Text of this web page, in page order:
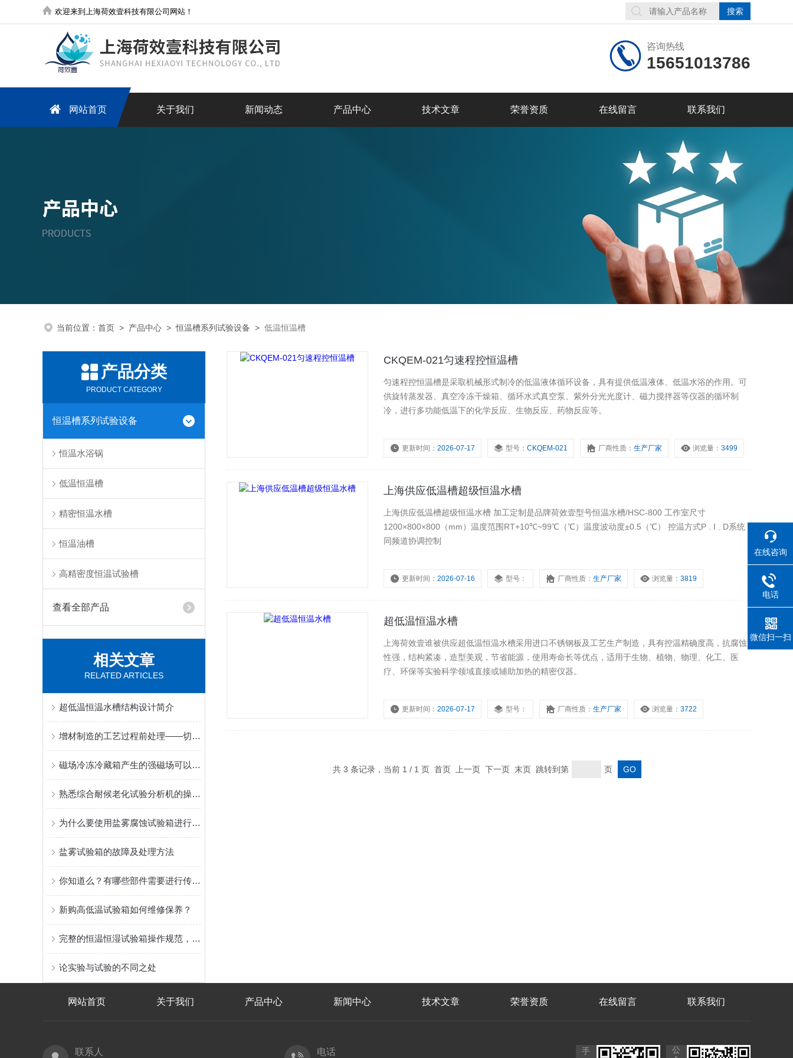
欢迎来到上海荷效壹科技有限公司网站！
咨询热线
15651013786
网站首页 关于我们 新闻动态 产品中心 技术文章 荣誉资质 在线留言 联系我们
当前位置： 首页 > 产品中心 >恒温槽系列试验设备 > 低温恒温槽
产品分类
PRODUCT CATEGORY
恒温槽系列试验设备
恒温水浴锅
低温恒温槽
精密恒温水槽
恒温油槽
高精密度恒温试验槽
查看全部产品
相关文章
RELATED ARTICLES
超低温恒温水槽结构设计简介
增材制造的工艺过程前处理——切片_上海荷效壹供
磁场冷冻冷藏箱产生的强磁场可以迅速将物品冷却到极低的温度
熟悉综合耐候老化试验分析机的操作流程和注意事项
为什么要使用盐雾腐蚀试验箱进行环境模拟测试
盐雾试验箱的故障及处理方法
你知道么？有哪些部件需要进行传动效率的测试
新购高低温试验箱如何维修保养？
完整的恒温恒湿试验箱操作规范，你认识了几点？
论实验与试验的不同之处
CKQEM-021匀速程控恒温槽
匀速程控恒温槽是采取机械形式制冷的低温液体循环设备，具有提供低温液体、低温水浴的作用。可
供旋转蒸发器、真空冷冻干燥箱、循环水式真空泵、紫外分光光度计、磁力搅拌器等仪器的循环制
冷，进行多功能低温下的化学反应、生物反应、药物反应等。
更新时间：2026-07-17 型号：CKQEM-021 厂商性质：生产厂家 浏览量：3499
上海供应低温槽超级恒温水槽
上海供应低温槽超级恒温水槽 加工定制是品牌荷效壹型号恒温水槽/HSC-800 工作室尺寸
1200×800×800（mm）温度范围RT+10℃~99℃（℃）温度波动度±0.5（℃） 控温方式P . I . D系统
同频道协调控制
更新时间：2026-07-16 型号： 厂商性质：生产厂家 浏览量：3819
超低温恒温水槽
上海荷效壹谁被供应超低温恒温水槽采用进口不锈钢板及工艺生产制造，具有控温精确度高，抗腐蚀
性强，结构紧凑，造型美观，节省能源，使用寿命长等优点，适用于生物、植物、物理、化工、医
疗、环保等实验科学领域直接或辅助加热的精密仪器。
更新时间：2026-07-17 型号： 厂商性质：生产厂家 浏览量：3722
共 3 条记录，当前 1 / 1 页 首页 上一页 下一页 末页 跳转到第 页
网站首页 关于我们 产品中心 新闻中心 技术文章 荣誉资质 在线留言 联系我们
联系人 电话 手
公
在线咨询
电话
微信扫一扫